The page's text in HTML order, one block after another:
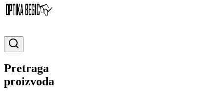
Pretraga
proizvoda